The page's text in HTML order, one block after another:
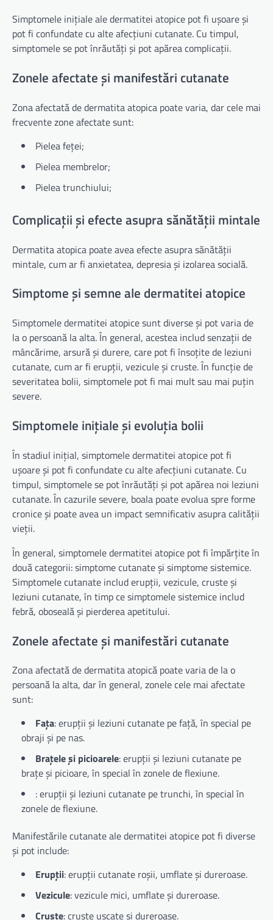
Simptomele inițiale ale dermatitei atopice pot fi ușoare și
pot fi confundate cu alte afecțiuni cutanate. Cu timpul,
simptomele se pot înrăutăți și pot apărea complicații.
Zonele afectate și manifestări cutanate
Zona afectată de dermatita atopica poate varia, dar cele mai
frecvente zone afectate sunt:
Pielea feței;
Pielea membrelor;
Pielea trunchiului;
Complicații și efecte asupra sănătății mintale
Dermatita atopica poate avea efecte asupra sănătății
mintale, cum ar fi anxietatea, depresia și izolarea socială.
Simptome și semne ale dermatitei atopice
Simptomele dermatitei atopice sunt diverse și pot varia de
la o persoană la alta. În general, acestea includ senzații de
mâncărime, arsură și durere, care pot fi însoțite de leziuni
cutanate, cum ar fi erupții, vezicule și cruste. În funcție de
severitatea bolii, simptomele pot fi mai mult sau mai puțin
severe.
Simptomele inițiale și evoluția bolii
În stadiul inițial, simptomele dermatitei atopice pot fi
ușoare și pot fi confundate cu alte afecțiuni cutanate. Cu
timpul, simptomele se pot înrăutăți și pot apărea noi leziuni
cutanate. În cazurile severe, boala poate evolua spre forme
cronice și poate avea un impact semnificativ asupra calității
vieții.
În general, simptomele dermatitei atopice pot fi împărțite în
două categorii: simptome cutanate și simptome sistemice.
Simptomele cutanate includ erupții, vezicule, cruste și
leziuni cutanate, în timp ce simptomele sistemice includ
febră, oboseală și pierderea apetitului.
Zonele afectate și manifestări cutanate
Zona afectată de dermatita atopică poate varia de la o
persoană la alta, dar în general, zonele cele mai afectate
sunt:
Fața: erupții și leziuni cutanate pe față, în special pe
obraji și pe nas.
Brațele și picioarele: erupții și leziuni cutanate pe
brațe și picioare, în special în zonele de flexiune.
: erupții și leziuni cutanate pe trunchi, în special în
zonele de flexiune.
Manifestările cutanate ale dermatitei atopice pot fi diverse
și pot include:
Erupții: erupții cutanate roșii, umflate și dureroase.
Vezicule: vezicule mici, umflate și dureroase.
Cruste: cruste uscate și dureroase.